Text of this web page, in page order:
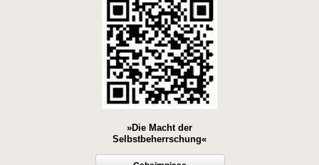
»Die Macht der
Selbstbeherrschung«